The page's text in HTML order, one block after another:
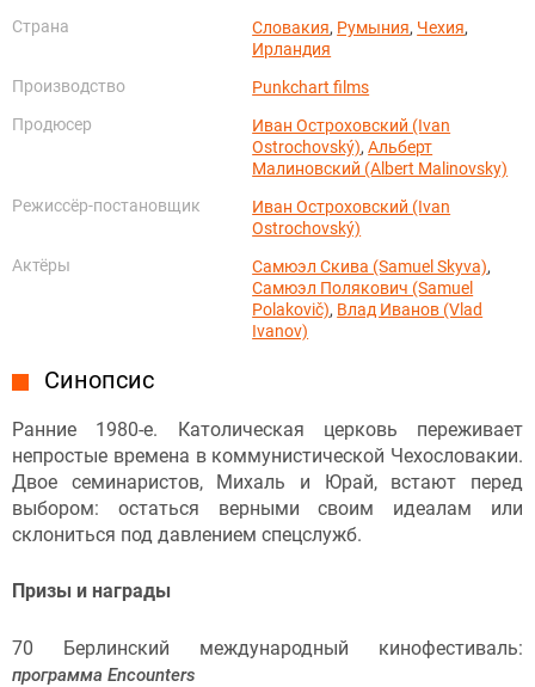
Страна
Словакия, Румыния, Чехия,
Ирландия
Производство
Punkchart films
Продюсер
Иван Остроховский (Ivan
Ostrochovský),Альберт
Малиновский (Albert Malinovsky)
Режиссёр-постановщик
Иван Остроховский (Ivan
Ostrochovský)
Актёры
Самюэл Скива (Samuel Skyva),
Самюэл Полякович (Samuel
Polakovič), Влад Иванов (Vlad
Ivanov)
Синопсис
Ранние 1980-е. Католическая церковь переживает
непростые времена в коммунистической Чехословакии.
Двое семинаристов, Михаль и Юрай, встают перед
выбором: остаться верными своим идеалам или
склониться под давлением спецслужб.
Призы и награды
70 Берлинский международный кинофестиваль:
программа Encounters